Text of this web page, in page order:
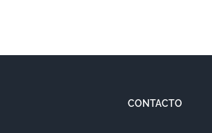
CONTACTO